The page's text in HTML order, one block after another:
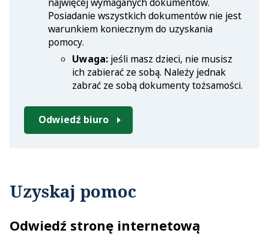
Posiadanie wszystkich dokumentów nie jest
warunkiem koniecznym do uzyskania
pomocy.
Uwaga: jeśli masz dzieci, nie musisz
ich zabierać ze sobą. Należy jednak
zabrać ze sobą dokumenty tożsamości.
Odwiedź biuro
Uzyskaj pomoc
Odwiedź stronę internetową